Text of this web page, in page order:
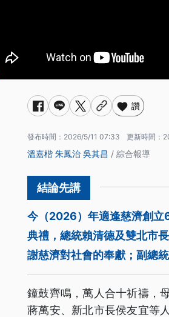
讚
發布時間： 2026/5/11 07:33 更新時間：
溫嘉楷 朱鳳治 吳其昌 / 綜合報導
今（2026）年適逢慈濟創立
典禮，總統賴清德及雙北市
謝慈濟對社會的奉獻；副總
鐘鼓齊鳴，萬人合十祈禱，
蔣萬安、新北市長侯友宜等